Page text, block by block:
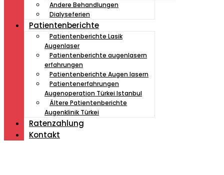
Andere Behandlungen
Dialyseferien
Patientenberichte
Patientenberichte Lasik
Augenlaser
Patientenberichte augenlasern
erfahrungen
Patientenberichte Augen lasern
Patientenerfahrungen
Augenoperation Türkei Istanbul
Ältere Patientenberichte
Augenklinik Türkei
Ratenzahlung
Kontakt